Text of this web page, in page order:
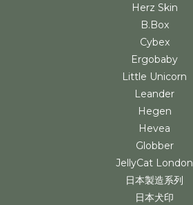
Herz Skin
B.Box
Cybex
Ergobaby
Little Unicorn
Leander
Hegen
Hevea
Globber
JellyCat London
日本製造系列
日本犬印